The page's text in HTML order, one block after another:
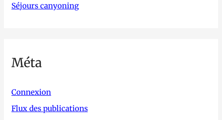
Séjours canyoning
Méta
Connexion
Flux des publications